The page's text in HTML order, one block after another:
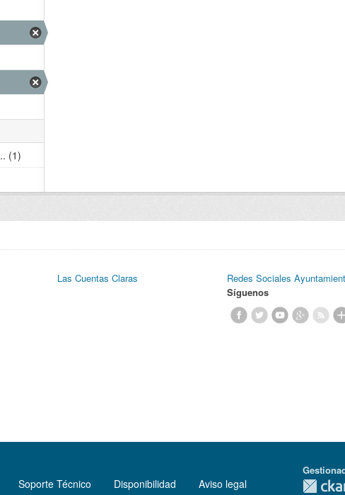
(1)
Las Cuentas Claras
Redes Sociales
Síguenos
Soporte Técnico Disponibilidad Aviso legal